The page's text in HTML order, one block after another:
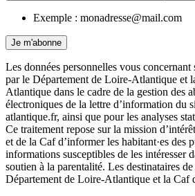
Exemple : monadresse@mail.com
Je m'abonne
Les données personnelles vous concernant
par le Département de Loire-Atlantique et
Atlantique dans le cadre de la gestion des
électroniques de la lettre d’information du
atlantique.fr, ainsi que pour les analyses
Ce traitement repose sur la mission
et de la Caf d’informer les habitant·es des
informations susceptibles de les intéresser
soutien à la parentalité. Les destinataires
Département de Loire-Atlantique et la Caf